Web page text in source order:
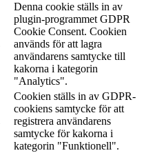
Denna cookie ställs in av
plugin-programmet GDPR
Cookie Consent. Cookien
används för att lagra
användarens samtycke till
kakorna i kategorin
"Analytics".
Cookien ställs in av GDPR-
cookiens samtycke för att
registrera användarens
samtycke för kakorna i
kategorin "Funktionell".